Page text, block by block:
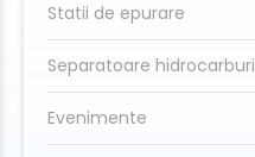
Statii de epurare
Separatoare hidrocarburi
Evenimente